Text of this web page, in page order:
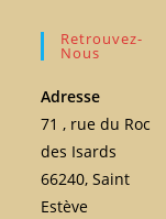
Retrouvez-
Nous
Adresse
71 , rue du Roc
des Isards
66240, Saint
Estève